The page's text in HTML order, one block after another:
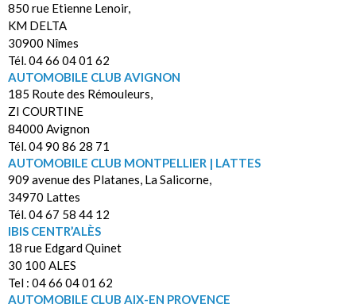
850 rue Etienne Lenoir,
KM DELTA
30900 Nîmes
Tél. 04 66 04 01 62
AUTOMOBILE CLUB AVIGNON
185 Route des Rémouleurs,
ZI COURTINE
84000 Avignon
Tél. 04 90 86 28 71
AUTOMOBILE CLUB MONTPELLIER | LATTES
909 avenue des Platanes, La Salicorne,
34970 Lattes
Tél. 04 67 58 44 12
IBIS CENTR’ALÈS
18 rue Edgard Quinet
30 100 ALES
Tel : 04 66 04 01 62
AUTOMOBILE CLUB AIX-EN PROVENCE